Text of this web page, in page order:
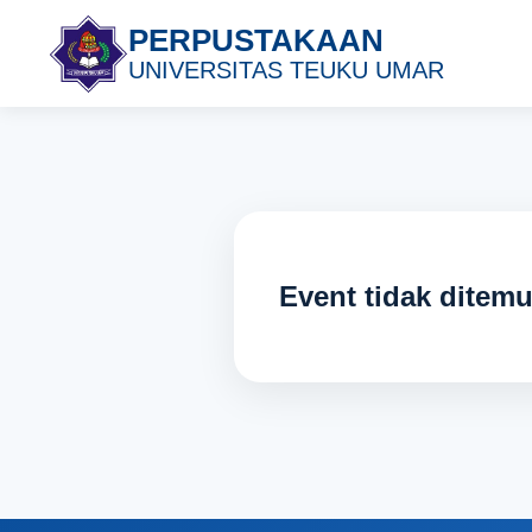
PERPUSTAKAAN
UNIVERSITAS TEUKU UMAR
Event tidak